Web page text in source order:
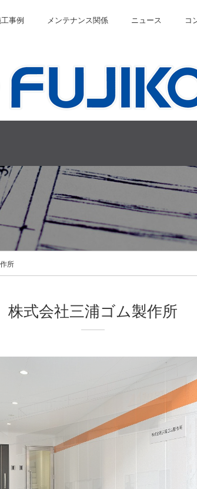
事例 メンテナンス関係 ニュース コ
所
株式会社三浦ゴム製作所